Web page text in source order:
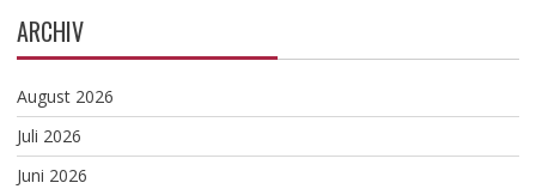
ARCHIV
August 2026
Juli 2026
Juni 2026